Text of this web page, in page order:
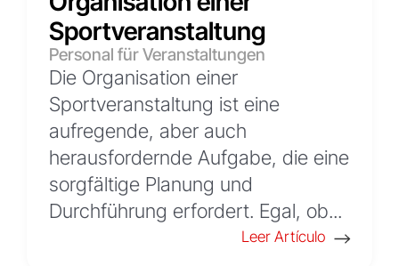
Sportveranstaltung
Personal für Veranstaltungen
Die Organisation einer
Sportveranstaltung ist eine
aufregende, aber auch
herausfordernde Aufgabe, die eine
sorgfältige Planung und
Durchführung erfordert. Egal, ob...
Leer Artículo